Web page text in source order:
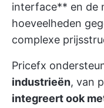
interface** en de
hoeveelheden
complexe
Pricefx
industrieën, van
integreert ook